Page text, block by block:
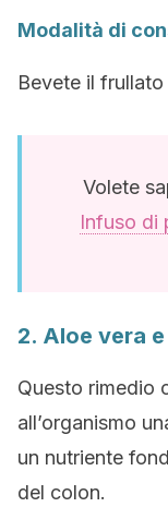
Modalità di
Bevete il
Volete
Infuso di
2. Aloe vera
Questo rimedio
all’organismo
un nutriente
del colon.